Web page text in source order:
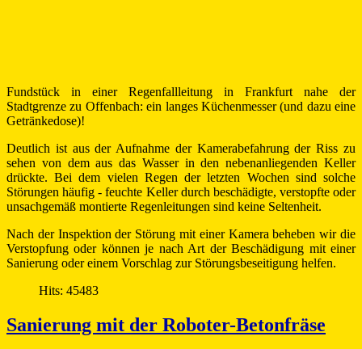
Fundstück in einer Regenfallleitung in Frankfurt nahe der
Stadtgrenze zu Offenbach: ein langes Küchenmesser (und dazu eine
Getränkedose)!
Deutlich ist aus der Aufnahme der Kamerabefahrung der Riss zu
sehen von dem aus das Wasser in den nebenanliegenden Keller
drückte. Bei dem vielen Regen der letzten Wochen sind solche
Störungen häufig - feuchte Keller durch beschädigte, verstopfte oder
unsachgemäß montierte Regenleitungen sind keine Seltenheit.
Nach der Inspektion der Störung mit einer Kamera beheben wir die
Verstopfung oder können je nach Art der Beschädigung mit einer
Sanierung oder einem Vorschlag zur Störungsbeseitigung helfen.
Hits: 45483
Sanierung mit der Roboter-Betonfräse